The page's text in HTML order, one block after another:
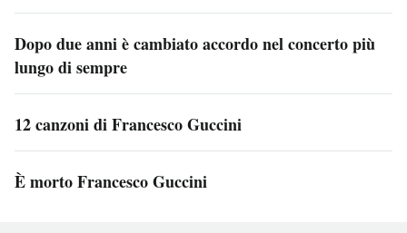
Dopo due anni è cambiato accordo nel concerto più
lungo di sempre
12 canzoni di Francesco Guccini
È morto Francesco Guccini